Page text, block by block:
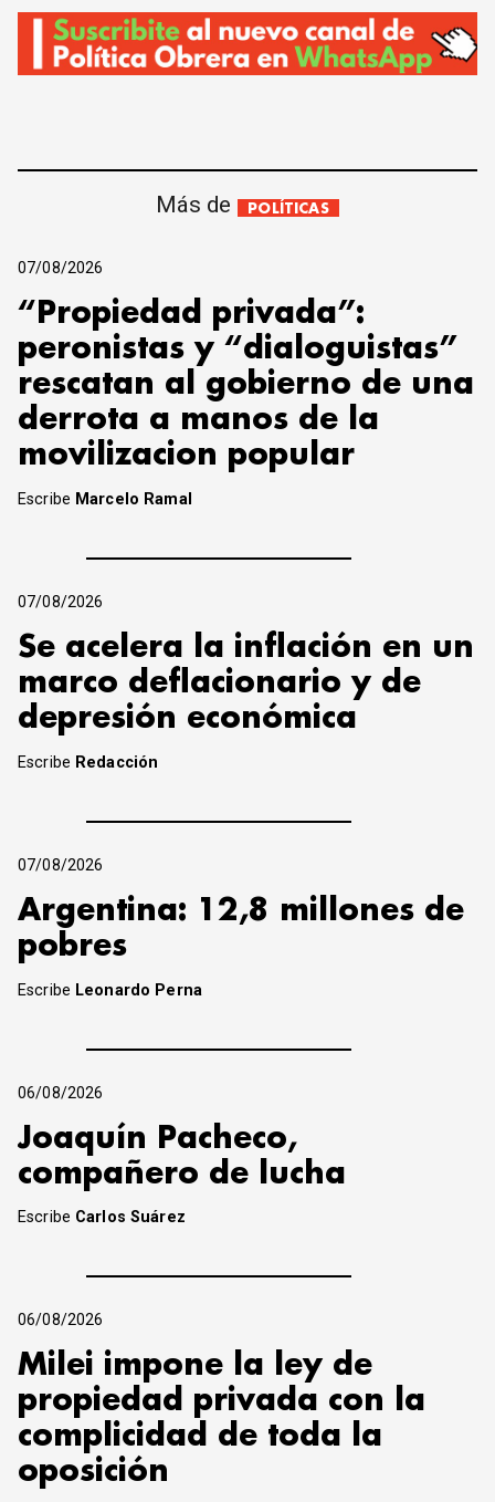
Más de POLÍTICAS
07/08/2026
“Propiedad privada”:
peronistas y “dialoguistas”
rescatan al gobierno de una
derrota a manos de la
movilizacion popular
Escribe Marcelo Ramal
07/08/2026
Se acelera la inflación en un
marco deflacionario y de
depresión económica
Escribe Redacción
07/08/2026
Argentina: 12,8 millones de
pobres
Escribe Leonardo Perna
06/08/2026
Joaquín Pacheco,
compañero de lucha
Escribe Carlos Suárez
06/08/2026
Milei impone la ley de
propiedad privada con la
complicidad de toda la
oposición